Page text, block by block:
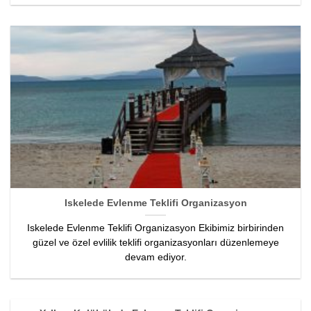
Iskelede Evlenme Teklifi Organizasyon
Iskelede Evlenme Teklifi Organizasyon Ekibimiz birbirinden
güzel ve özel evlilik teklifi organizasyonları düzenlemeye
devam ediyor.